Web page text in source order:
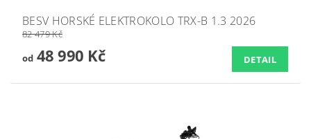
BESV HORSKÉ ELEKTROKOLO TRX-B 1.3 2026
82 479 Kč
od48 990 Kč DETAIL